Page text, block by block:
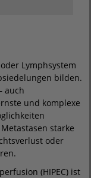
Lymphsystem
bilden.
auch
und komplexe
starke
oder
(HIPEC) ist